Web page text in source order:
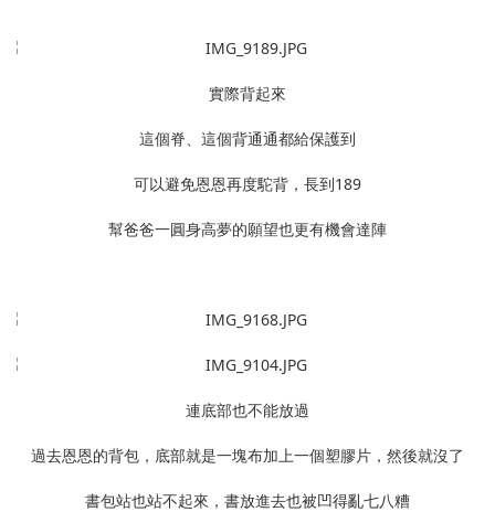
實際背起來
這個脊、這個背通通都給保護到
可以避免恩恩再度駝背，長到189
幫爸爸一圓身高夢的願望也更有機會達陣
連底部也不能放過
過去恩恩的背包，底部就是一塊布加上一個塑膠片，然後就沒了
書包站也站不起來，書放進去也被凹得亂七八糟